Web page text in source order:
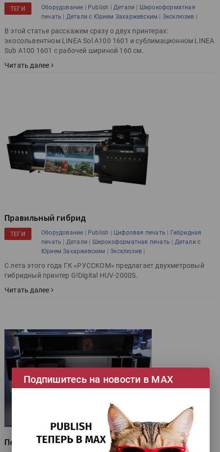
ТЕГИ Оборудование | Publish | Детали | Широкоформатная
печать | Детали с Юрием Захаржевским | Эксклюзив |
В этой статье расскажем сразу о двух принтерах:
экосольвентном LINEA Sol A100 1601 и сублимационном LINEA
Sub A100 1601 с рабочей шириной 160 см.
Читать далее
Правильный гибрид
ТЕГИ Оборудование | Publish | Цифровая печать | Гибридная
печать | Детали | Широкоформатная печать | Детали с
Юрием Захаржевским | Эксклюзив |
С лета этого года ГК «РУССКОМ» предлагает двухметровый
гибридный принтер G!Digital HUV-2000S.
Читать далее
Печать без промаха
Подпишитесь на новости в МАХ